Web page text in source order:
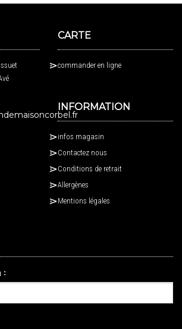
CARTE
commander en ligne
INFORMATION
infos magasin
Contactez nous
Conditions de retrait
Allergènes
Mentions légales
: